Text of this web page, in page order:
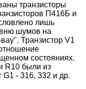
транзисторы
П416Б и
лишь
шумов на
Транзистор V1
состояниях.
R10 были из
G1 - 316, 332 и др.